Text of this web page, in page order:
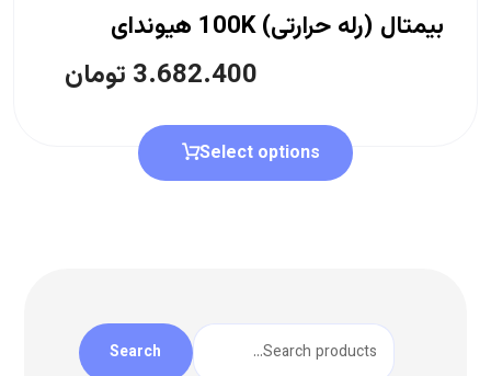
بیمتال (رله حرارتی) 100K هیوندای
3.682.400 تومان
Select options
Search